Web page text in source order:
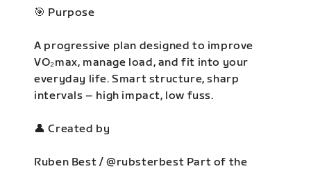
🎯 Purpose
A progressive plan designed to improve
VO₂max, manage load, and fit into your
everyday life. Smart structure, sharp
intervals – high impact, low fuss.
👤 Created by
Ruben Best / @rubsterbest Part of the